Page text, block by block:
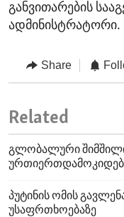
განვითარების
ადმინისტრატორი.
Share
Related
გლობალური
პუტინის ომის
უსაფრთხოებაზე